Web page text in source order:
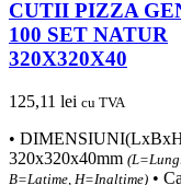
CUTII PIZZA
100 SET NATUR
320X320X40
125,11 lei cu TVA
•
320x320x40mm
B=Latime, H=Inaltime) •